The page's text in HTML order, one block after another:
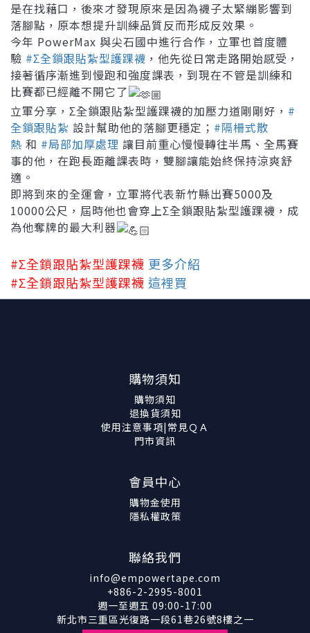
是在找藉口，後來才發現原來是因為襪子太緊繃影響到
落腳點，原本想提升訓練品質反而形成反效果。
今年 PowerMax 與尖石國中進行合作，立軍也首度體
驗 #Σ全鎖跟貼紮型護踝襪 ，他先從日常走路開始感受，
接著循序漸進到慢跑和強度課表，到現在不管是訓練和
比賽都已經離不開它了
立軍分享，Σ全鎖跟貼紮型護踝襪的加壓力道剛剛好， #
全鎖跟貼紮 設計幫助他的落腳更穩定； #隔柵式散
熱 和 #局部加厚處理 讓目前重心慢慢轉往半馬、全馬賽
事的他，在跑長距離課表時，雙腳讓能始終保持涼爽舒
適。
即將到來的全運會，立軍將代表新竹縣出賽5000及
10000公尺，屆時他也會穿上Σ全鎖跟貼紮型護踝襪，成
為他奪牌的最大利器
#Σ全鎖跟貼紮型護踝襪 更多介紹
#Σ全鎖跟貼紮型護踝襪 這裡買
購物須知
購物須知
退換貨須知
使用注意事項|常見ＱＡ
門市資訊
會員中心
購物金使用
隱私權政策
聯絡我們
info@empowertape.com
+886-2-2995-8001
週一至週五 09:00-17:00
新北市三重區光復路一段61巷26號8樓之一